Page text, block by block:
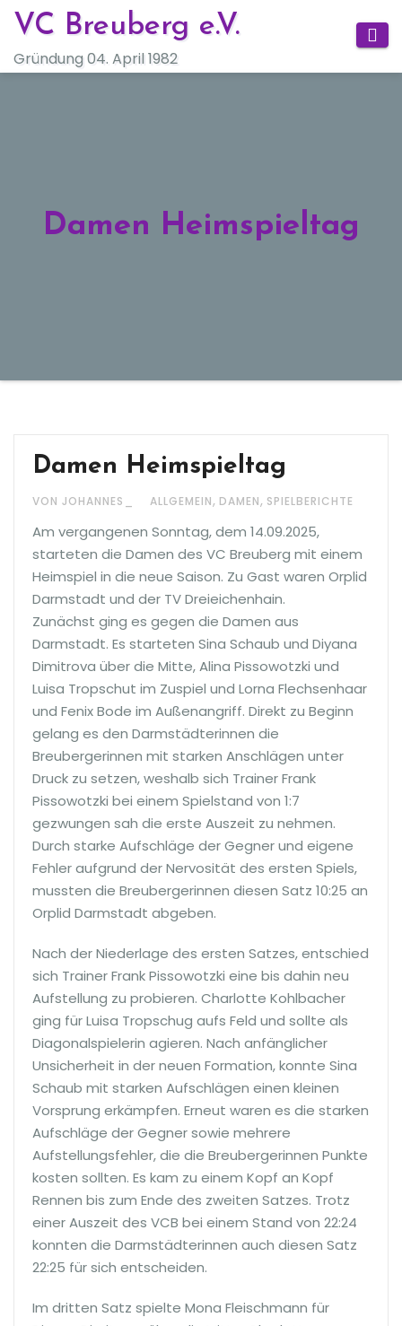
Zum
Inhalt
springen
VC Breuberg e.V.
Gründung 04. April 1982
Damen Heimspieltag
Damen Heimspieltag
VON JOHANNES_ ALLGEMEIN, DAMEN, SPIELBERICHTE
Am vergangenen Sonntag, dem 14.09.2025,
starteten die Damen des VC Breuberg mit einem
Heimspiel in die neue Saison. Zu Gast waren Orplid
Darmstadt und der TV Dreieichenhain.
Zunächst ging es gegen die Damen aus
Darmstadt. Es starteten Sina Schaub und Diyana
Dimitrova über die Mitte, Alina Pissowotzki und
Luisa Tropschut im Zuspiel und Lorna Flechsenhaar
und Fenix Bode im Außenangriff. Direkt zu Beginn
gelang es den Darmstädterinnen die
Breubergerinnen mit starken Anschlägen unter
Druck zu setzen, weshalb sich Trainer Frank
Pissowotzki bei einem Spielstand von 1:7
gezwungen sah die erste Auszeit zu nehmen.
Durch starke Aufschläge der Gegner und eigene
Fehler aufgrund der Nervosität des ersten Spiels,
mussten die Breubergerinnen diesen Satz 10:25 an
Orplid Darmstadt abgeben.
Nach der Niederlage des ersten Satzes, entschied
sich Trainer Frank Pissowotzki eine bis dahin neu
Aufstellung zu probieren. Charlotte Kohlbacher
ging für Luisa Tropschug aufs Feld und sollte als
Diagonalspielerin agieren. Nach anfänglicher
Unsicherheit in der neuen Formation, konnte Sina
Schaub mit starken Aufschlägen einen kleinen
Vorsprung erkämpfen. Erneut waren es die starken
Aufschläge der Gegner sowie mehrere
Aufstellungsfehler, die die Breubergerinnen Punkte
kosten sollten. Es kam zu einem Kopf an Kopf
Rennen bis zum Ende des zweiten Satzes. Trotz
einer Auszeit des VCB bei einem Stand von 22:24
konnten die Darmstädterinnen auch diesen Satz
22:25 für sich entscheiden.
Im dritten Satz spielte Mona Fleischmann für